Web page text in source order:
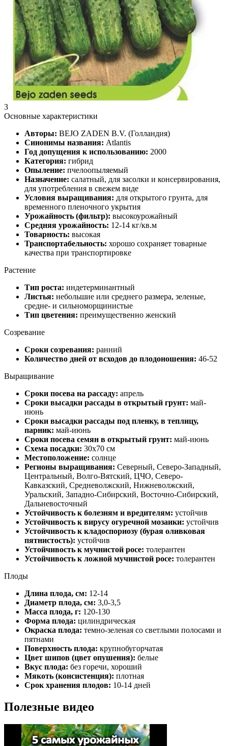
3
Основные характеристики
Авторы: BEJO ZADEN B.V. (Голландия)
Синонимы названия: Atlantis
Год допущения к использованию: 2000
Категория: гибрид
Опыление: пчелоопыляемый
Назначение: салатный, для засолки и консервирования,
для употребления в свежем виде
Условия выращивания: для открытого грунта, для
временного пленочного укрытия
Урожайность (фильтр): высокоурожайный
Средняя урожайность: 12-14 кг/кв.м
Товарность: высокая
Транспортабельность: хорошо сохраняет товарные
качества при транспортировке
Растение
Тип роста: индетерминантный
Листья: небольшие или среднего размера, зеленые,
средне- и сильноморщинистые
Тип цветения: преимущественно женский
Созревание
Сроки созревания: ранний
Количество дней от всходов до плодоношения: 46-52
Выращивание
Сроки посева на рассаду: апрель
Сроки высадки рассады в открытый грунт: май-
июнь
Сроки высадки рассады под пленку, в теплицу,
парник: май-июнь
Сроки посева семян в открытый грунт: май-июнь
Схема посадки: 30х70 см
Местоположение: солнце
Регионы выращивания: Северный, Северо-Западный,
Центральный, Волго-Вятский, ЦЧО, Северо-
Кавказский, Средневолжский, Нижневолжский,
Уральский, Западно-Сибирский, Восточно-Сибирский,
Дальневосточный
Устойчивость к болезням и вредителям: устойчив
Устойчивость к вирусу огуречной мозаики: устойчив
Устойчивость к кладоспориозу (бурая оливковая
пятнистость): устойчив
Устойчивость к мучнистой росе: толерантен
Устойчивость к ложной мучнистой росе: толерантен
Плоды
Длина плода, см: 12-14
Диаметр плода, см: 3,0-3,5
Масса плода, г: 120-130
Форма плода: цилиндрическая
Окраска плода: темно-зеленая со светлыми полосами и
пятнами
Поверхность плода: крупнобугорчатая
Цвет шипов (цвет опушения): белые
Вкус плода: без горечи, хороший
Мякоть (консистенция): плотная
Срок хранения плодов: 10-14 дней
Полезные видео